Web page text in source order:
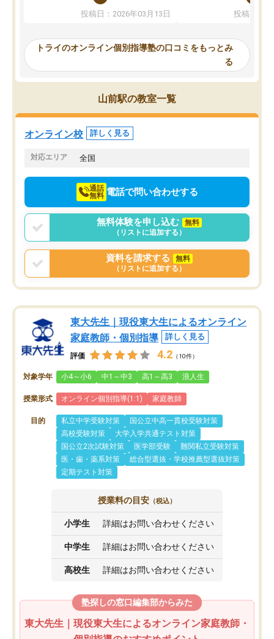
ないのは私たち講師の責任です」と言
ってくださり、確かに！と考えて、思
ったんですが、学生の先生から学ぶこ
み、徐々に成績が上がったらいいなと
思っていました。何が今足りないのか
を的確に指導いただき、子どももびっ
くりするほど楽しんでやる気を持って
塾を受けています。狙い通り、少しず
つ成績も上がり、苦手意識も無くなっ
てきたので、さらに苦手な数学も追加
でお願いしました。来年の高校受験に
投稿日：2026年03月13日
可能なので本当に助か
らないところをピンポイ
頂いて、とてもわかり
していました。一生を
スト、多少お金がかかっ
投稿日：
トライのオンライン個別指導塾の口コミをもっとみ
る
山前駅の教室一覧
オンライン校 詳しく見る
対応エリア 全国
通話
無料 電話で問い合わせする
無料体験を申し込む
無料
（リストに追加する）
資料を請求する
無料
（リストに追加する）
東大先生｜現役東大生によるオンライン
家庭教師・個別指導
詳しく見る
評価 4.2 （10件）
対象学年 小4～小6 中1～中3 高1～高3 浪人生
授業形式 オンライン個別指導(1:1) 家庭教師
目的 私立中学受験対策
国公立中高一貫校受験対策
高校受験対策
大学入学共通テスト対策
国公立2次試験対策
医学部受験
難関私立受験対策
医・歯・薬系対策
総合型選抜・学校推薦型選抜対策
定期テスト対策
授業料の目安 （税込）
小学生 詳細はお問い合わせください
中学生 詳細はお問い合わせください
高校生 詳細はお問い合わせください
塾探しの窓口編集部からみた
東大先生｜現役東大生によるオンライン家庭教師・